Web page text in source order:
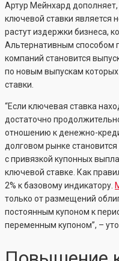
Артур Мейнхард
ключевой ставки является
растут издержки бизнеса,
Альтернативным способом
компаний становится
по новым выпускам
ставки.
“Если ключевая ставка
достаточно
отношению к денежно-
долговом рынке
с привязкой купонных
ключевой ставке. Как
2% к базовому индикатору.
только от размещений
постоянным купоном к
переменным купоном”, –